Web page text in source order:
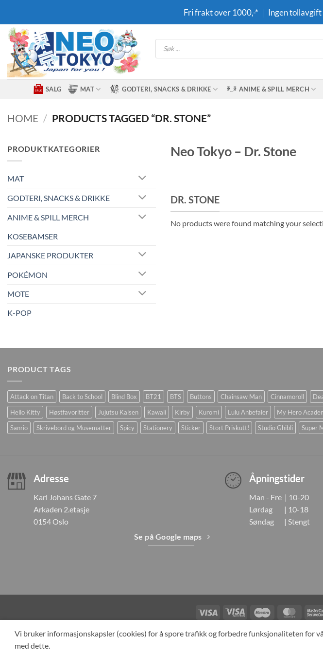
content
Fri frakt over 1000,-* ｜Ingen
Products
search
SALG MAT GODTERI, SNACKS & DRIKKE ANIME & SPILL MERCH
HOME / PRODUCTS TAGGED “DR. STONE”
PRODUKTKATEGORIER
MAT
GODTERI, SNACKS & DRIKKE
ANIME & SPILL MERCH
KOSEBAMSER
JAPANSKE PRODUKTER
POKÉMON
MOTE
K-POP
Neo Tokyo – Dr. Stone
DR. STONE
No products were found matching your
PRODUCT TAGS
Attack on Titan Back to School Blind Box BT21 BTS Buttons Chainsaw Man Cinnamoroll
Hello Kitty
Høstfavoritter Jujutsu Kaisen Kawaii Kirby Kuromi Lulu Anbefaler My Hero
Sanrio
Skrivebord og Musematter Spicy Stationery Sticker Stort Priskutt! Studio Ghibli Super
Adresse
Karl Johans Gate 7
Arkaden 2.etasje
0154 Oslo
Se på Google maps
Åpningstider
Man - Fre | 10-20
Lørdag | 10-18
Søndag | Stengt
Visa
Visa
Electron
Maestro
TILBAKEKALLINGER KONTAKT OSS OM OSS
Vi bruker informasjonskapsler (cookies) for å spore trafikk og forbedre funksjonaliteten for
med dette.